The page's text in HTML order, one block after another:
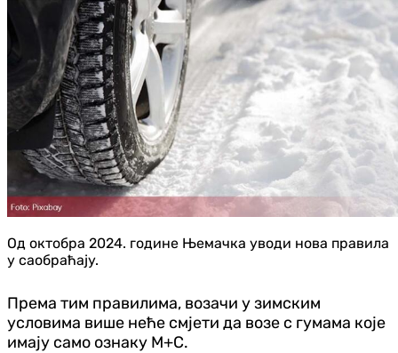
Од октобра 2024. године Њемачка уводи нова правила
у саобраћају.
Према тим правилима, возачи у зимским
условима више неће смјети да возе с гумама које
имају само ознаку М+С.